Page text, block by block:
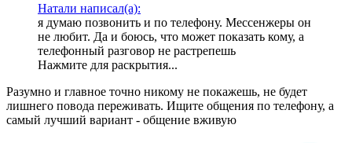
Натали написал(а):
я думаю позвонить и по телефону. Мессенжеры он
не любит. Да и боюсь, что может показать кому, а
телефонный разговор не растрепешь
Нажмите для раскрытия...
Разумно и главное точно никому не покажешь, не будет
лишнего повода переживать. Ищите общения по телефону, а
самый лучший вариант - общение вживую